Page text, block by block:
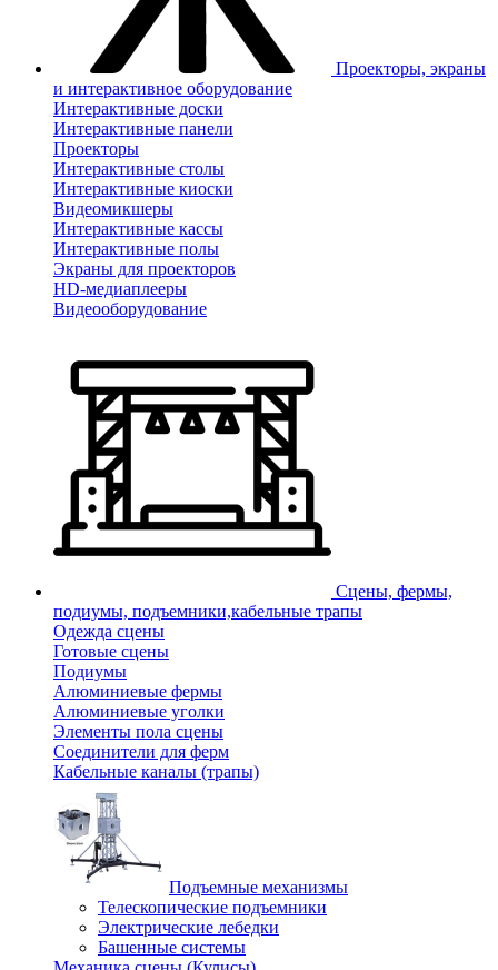
Проекторы, экраны
и интерактивное оборудование
Интерактивные доски
Интерактивные панели
Проекторы
Интерактивные столы
Интерактивные киоски
Видеомикшеры
Интерактивные кассы
Интерактивные полы
Экраны для проекторов
HD-медиаплееры
Видеооборудование
Сцены, фермы,
подиумы, подъемники,кабельные трапы
Одежда сцены
Готовые сцены
Подиумы
Алюминиевые фермы
Алюминиевые уголки
Элементы пола сцены
Соединители для ферм
Кабельные каналы (трапы)
Подъемные механизмы
Телескопические подъемники
Электрические лебедки
Башенные системы